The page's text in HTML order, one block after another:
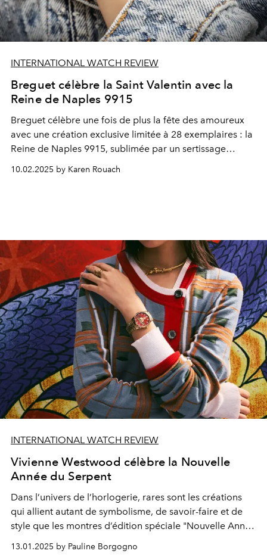
INTERNATIONAL WATCH REVIEW
Breguet célèbre la Saint Valentin avec la
Reine de Naples 9915
Breguet célèbre une fois de plus la fête des amoureux
avec une création exclusive limitée à 28 exemplaires : la
Reine de Naples 9915, sublimée par un sertissage
10.02.2025 by Karen Rouach
INTERNATIONAL WATCH REVIEW
Vivienne Westwood célèbre la Nouvelle
Année du Serpent
Dans l’univers de l’horlogerie, rares sont les créations
qui allient autant de symbolisme, de savoir-faire et de
style que les montres d’édition spéciale "Nouvelle Année
13.01.2025 by Pauline Borgogno